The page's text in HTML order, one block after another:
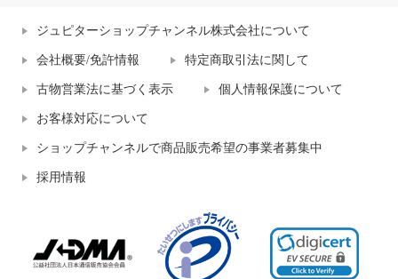
ジュピターショップチャンネル株式会社について
会社概要/免許情報 特定商取引法に関して
古物営業法に基づく表示 個人情報保護について
お客様対応について
ショップチャンネルで商品販売希望の事業者募集中
採用情報